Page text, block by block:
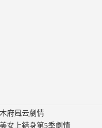
木府風云劇情
美女上錯身第5季劇情